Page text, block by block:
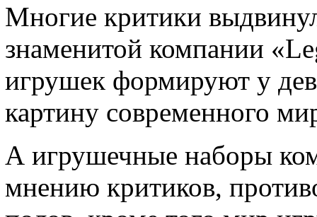
Многие критики
знаменитой компании
игрушек формируют у
картину современного
А игрушечные наборы
мнению критиков,